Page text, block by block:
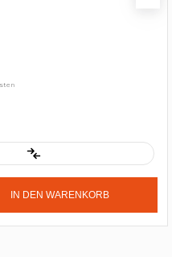
IN DEN WARENKORB